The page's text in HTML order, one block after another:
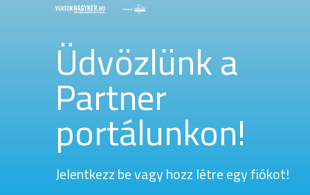
Üdvözlünk a
Partner
portálunkon!
Jelentkezz be vagy hozz létre egy fiókot!